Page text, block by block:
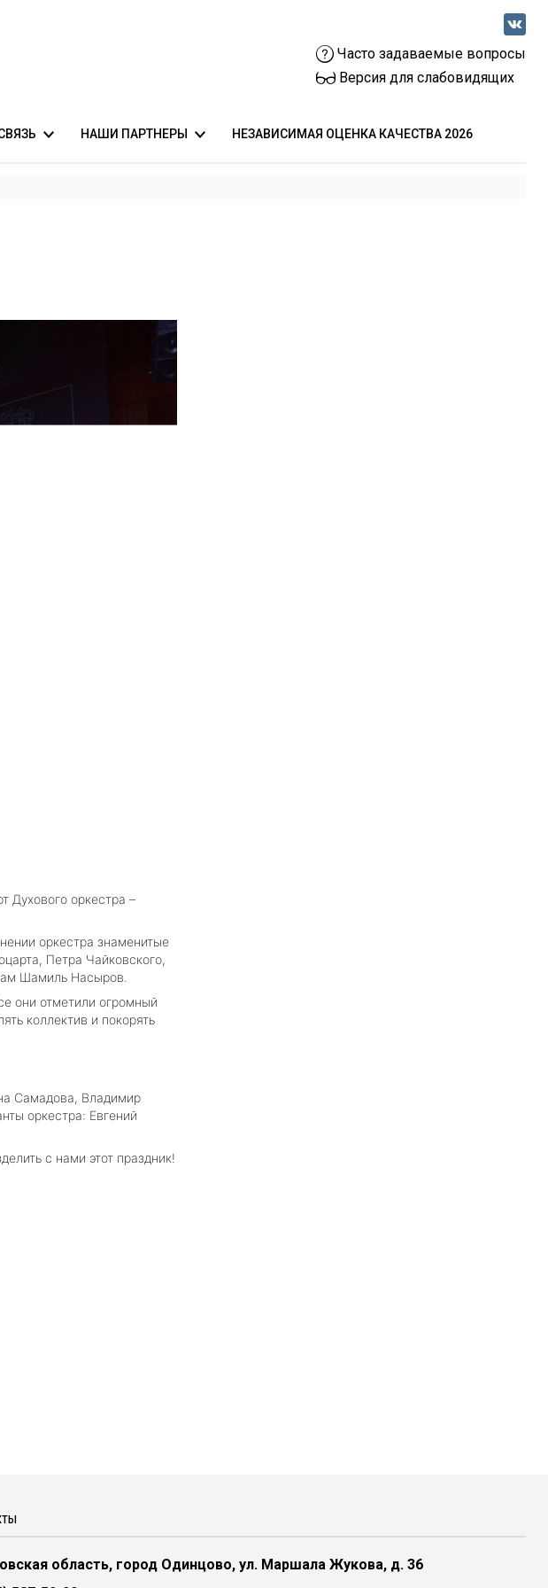
Часто задаваемые вопросы
Версия для слабовидящих
НАШИ ПАРТНЕРЫ НЕЗАВИСИМАЯ ОЦЕНКА КАЧЕСТВА 2026
Духового оркестра –
оркестра знаменитые
Петра Чайковского,
Шамиль Насыров.
они отметили огромный
коллектив и покорять
Самадова, Владимир
оркестра: Евгений
с нами этот праздник!
область, город Одинцово, ул. Маршала Жукова, д. 36